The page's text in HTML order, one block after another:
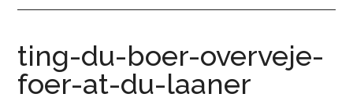
ting-du-boer-overveje-
foer-at-du-laaner